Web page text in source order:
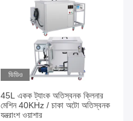
ভিডিও
45L একক ট্যাংক অতিস্বনক ক্লিনার
মেশিন 40KHz / চাকা অটো অতিস্বনক
যন্ত্রাংশ ওয়াশার